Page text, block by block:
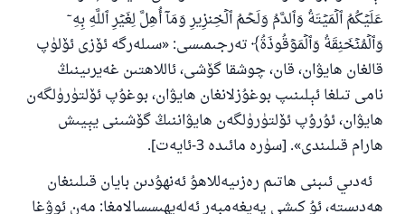
عَلَيۡكُمُ ٱلۡمَيۡتَةُ وَٱلدَّمُ وَلَحۡمُ ٱلۡخِنزِيرِ وَمَآ أُهِلَّ لِغَيۡرِ ٱللَّهِ بِهِۦ
وَٱلۡمُنۡخَنِقَةُ وَٱلۡمَوۡقُوذَةُ‎﴾‏ تەرجىمىسى: «سىلەرگە ئۆزى ئۆلۈپ
قالغان ھايۋان، قان، چوشقا گۆشى، ئاللاھتىن غەيرىينىڭ
نامى تىلغا ئېلىنىپ بوغۇزلانغان ھايۋان، بوغۇپ ئۆلتۈرۈلگەن
ھايۋان، ئۇرۇپ ئۆلتۈرۈلگەن ھايۋاننىڭ گۆشىنى يېيىش
ھارام قىلىندى». [سۈرە مائىدە 3-ئايەت].
ئەدىي ئىبنى ھاتىم رەزىيەللاھۇ ئەنھۇدىن بايان قىلىنغان
ھەدىستە، ئۇ كىشى پەيغەمبەر ئەلەيھىسسالامغا: مەن ئوۋغا